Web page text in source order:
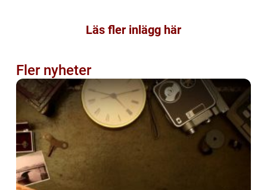
Läs fler inlägg här
Fler nyheter